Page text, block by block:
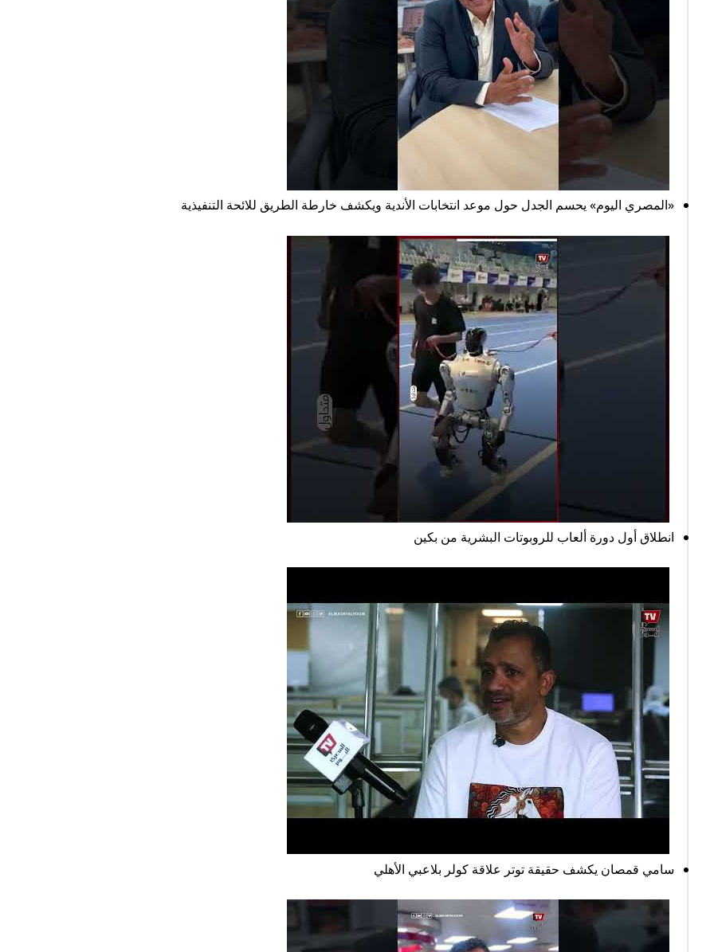
«المصري اليوم» يحسم الجدل حول موعد انتخابات الأندية ويكشف خارطة الطريق للائحة التنفيذية
انطلاق أول دورة ألعاب للروبوتات البشرية من بكين
سامي قمصان يكشف حقيقة توتر علاقة كولر بلاعبي الأهلي